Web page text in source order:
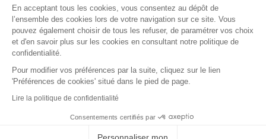
En acceptant tous les cookies, vous consentez au dépôt de
l’ensemble des cookies lors de votre navigation sur ce site. Vous
pouvez également choisir de tous les refuser, de paramétrer vos choix
et d'en savoir plus sur les cookies en consultant notre politique de
confidentialité.
Pour modifier vos préférences par la suite, cliquez sur le lien
'Préférences de cookies' situé dans le pied de page.
Lire la politique de confidentialité
Consentements certifiés par
Mentions légales
Gestion des cookies
Politique de confidentialité
Conditions générales d'utilisation
Signaler une alerte éthique
Procédure de recueil et de traitement des
signalements
Accessibilité : non conforme